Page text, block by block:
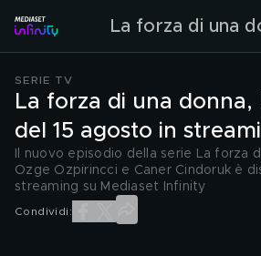
La forza di una
SERIE TV
La forza di una
del 15 agosto in
Il nuovo episodio della serie La forza
Ozge Ozpirincci e Caner Cindoruk è
streaming su Mediaset Infinity
Condividi: